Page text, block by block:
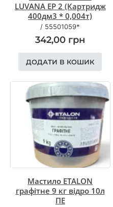
LUVANA EP 2 (Картридж
400дм3 * 0,004т)
/ 55501059*
342,00 грн
ДОДАТИ В КОШИК
Мастило ETALON
графітне 9 кг відро 10л
ПЕ